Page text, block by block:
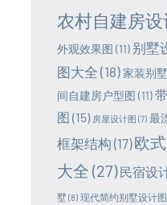
农村自建房设
外观效果图 (11) 别墅
图大全 (18)家装别
间自建房户型图 (11)
图 (15) 房屋设计图 (7) 最
框架结构 (17) 欧
大全 (27) 民宿设
墅(8) 现代简约别墅设计